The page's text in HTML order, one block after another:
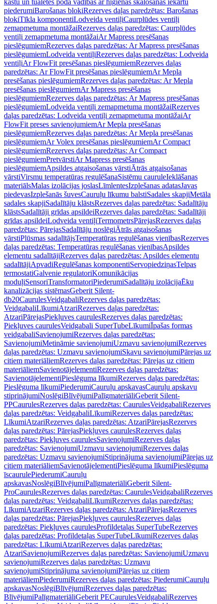
kastu un tualetes poda vadības ar higiēnas skalošanas iekārtu
piederumiBarošanas blokiRezerves daļas paredzētas: Barošanas
blokiTīkla komponentiLodveida ventiļiCaurplūdes ventiļi
zemapmetuma montāžaiRezerves daļas paredzētas: Caurplūdes
ventiļi zemapmetuma montāžaiAr Mapress presēšanas
pieslēgumiemRezerves daļas paredzētas: Ar Mapress presēšanas
pieslēgumiemLodveida ventiļiRezerves daļas paredzētas: Lodveida
ventiļiAr FlowFit presēšanas pieslēgumiemRezerves daļas
paredzētas: Ar FlowFit presēšanas pieslēgumiemAr Mepla
presēšanas pieslēgumiemRezerves daļas paredzētas: Ar Mepla
presēšanas pieslēgumiemAr Mapress presēšanas
pieslēgumiemRezerves daļas paredzētas: Ar Mapress presēšanas
pieslēgumiemLodveida ventiļi zemapmetuma montāžaiRezerves
daļas paredzētas: Lodveida ventiļi zemapmetuma montāžaiAr
FlowFit preses savienojumiemAr Mepla presēšanas
pieslēgumiemRezerves daļas paredzētas: Ar Mepla presēšanas
pieslēgumiemAr Volex presēšanas pieslēgumiemAr Compact
pieslēgumiemRezerves daļas paredzētas: Ar Compact
pieslēgumiemPretvārstiAr Mapress presēšanas
pieslēgumiemApsildes atgaisošanas vārstiĀtrās atgaisošanas
vārstiVirsmu temperatūras regulēšanaSistēmu cauruleIeklāšanas
materiālsMalas izolācijas joslasLīmlentesIzplešanas adatasJavas
piedevasIzplešanās šuvesCauruļu līkumu balstiSadales skapjiMetāla
sadales skapjiSadalītāju klāstsRezerves daļas paredzētas: Sadalītāju
klāstsSadalītāji grīdas apsildeiRezerves daļas paredzētas: Sadalītāji
grīdas apsildeiLodveida ventiļiTermometrsPārejasRezerves daļas
paredzētas: PārejasSadalītāju noslēgiĀtrās atgaisošanas
vārstiPlūsmas sadalītājsTemperatūras regulēšanas vienībasRezerves
daļas paredzētas: Temperatūras regulēšanas vienībasApsildes
elementu sadalītājiRezerves daļas paredzētas: Apsildes elementu
sadalītājiApvadiRegulēšanas komponentiServopiedziņasTelpas
termostatiGalvenie regulatoriKomunikācijas
moduļiSensoriTransformatoriPiederumiSadalītāju izolācijaĒku
kanalizācijas sistēmasGeberit Silent-
db20CaurulesVeidgabaliRezerves daļas paredzētas:
VeidgabaliLīkumiAtzariRezerves daļas paredzētas:
AtzariPārejasPiekļuves caurulesRezerves daļas paredzētas:
Piekļuves caurulesVeidgabali SuperTubeLīkumiĪpašas formas
veidgabaliSavienojumiRezerves daļas paredzētas:
SavienojumiMetināmie savienojumiUzmavu savienojumiRezerves
daļas paredzētas: Uzmavu savienojumiSkavu savienojumiPārejas uz
citiem materiāliemRezerves daļas paredzētas: Pārejas uz citiem
materiāliemSavienotājelementiRezerves daļas paredzētas:
SavienotājelementiPieslēguma līkumiRezerves daļas paredzētas:
Pieslēguma līkumiPiederumiCauruļu apskavasCauruļu apskavu
stiprinājumiNoslēgiBlīvējumiPalīgmateriāliGeberit Silent-
PPCaurulesRezerves daļas paredzētas: CaurulesVeidgabaliRezerves
daļas paredzētas: VeidgabaliLīkumiRezerves daļas paredzētas:
LīkumiAtzariRezerves daļas paredzētas: AtzariPārejasRezerves
daļas paredzētas: PārejasPiekļuves caurulesRezerves daļas
paredzētas: Piekļuves caurulesSavienojumiRezerves daļas
paredzētas: SavienojumiUzmavu savienojumiRezerves daļas
paredzētas: Uzmavu savienojumiStiprinājuma savienojumiPārejas uz
citiem materiāliemSavienotājelementiPieslēguma līkumiPieslēguma
īscaurulePiederumiCauruļu
apskavasNoslēgiBlīvējumiPalīgmateriāliGeberit Silent-
ProCaurulesRezerves daļas paredzētas: CaurulesVeidgabaliRezerves
daļas paredzētas: VeidgabaliLīkumiRezerves daļas paredzētas:
LīkumiAtzariRezerves daļas paredzētas: AtzariPārejasRezerves
daļas paredzētas: PārejasPiekļuves caurulesRezerves daļas
paredzētas: Piekļuves caurulesProfildetaļas SuperTubeRezerves
daļas paredzētas: Profildetaļas SuperTubeLīkumiRezerves daļas
paredzētas: LīkumiAtzariRezerves daļas paredzētas:
AtzariSavienojumiRezerves daļas paredzētas: SavienojumiUzmavu
savienojumiRezerves daļas paredzētas: Uzmavu
savienojumiStiprinājuma savienojumiPārejas uz citiem
materiāliemPiederumiRezerves daļas paredzētas: PiederumiCauruļu
apskavasNoslēgiBlīvējumiRezerves daļas paredzētas:
BlīvējumiPalīgmateriāliGeberit PECaurulesVeidgabaliRezerves